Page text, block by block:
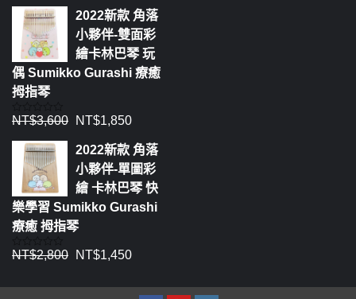
0
2022新款 角落
小夥伴-雙面彩
繪卡林巴琴 玩
偶 Sumikko Gurashi 療癒
拇指琴
評
0
NT$3,600 NT$1,850
2022新款 角落
小夥伴-單圖彩
繪 卡林巴琴 快
樂學習 Sumikko Gurashi
療癒 拇指琴
評
NT$2,800 NT$1,450